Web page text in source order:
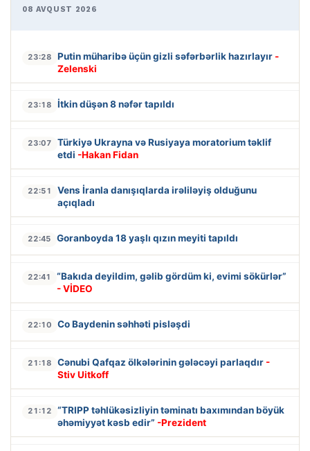
08 AVQUST 2026
23:28 Putin müharibə üçün gizli səfərbərlik hazırlayır -
Zelenski
23:18 İtkin düşən 8 nəfər tapıldı
23:07
Türkiyə Ukrayna və Rusiyaya moratorium təklif
etdi -Hakan Fidan
22:51
Vens İranla danışıqlarda irəliləyiş olduğunu
açıqladı
22:45 Goranboyda 18 yaşlı qızın meyiti tapıldı
22:41
“Bakıda deyildim, gəlib gördüm ki, evimi sökürlər”
- VİDEO
22:10 Co Baydenin səhhəti pisləşdi
21:18 Cənubi Qafqaz ölkələrinin gələcəyi parlaqdır -
Stiv Uitkoff
21:12
“TRIPP təhlükəsizliyin təminatı baxımından böyük
əhəmiyyət kəsb edir” -Prezident